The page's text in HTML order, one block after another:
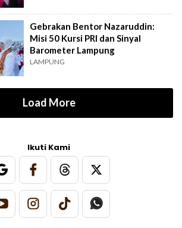
Gebrakan Bentor Nazaruddin:
Misi 50 Kursi PRI dan Sinyal
Barometer Lampung
LAMPUNG
Load More
Ikuti Kami